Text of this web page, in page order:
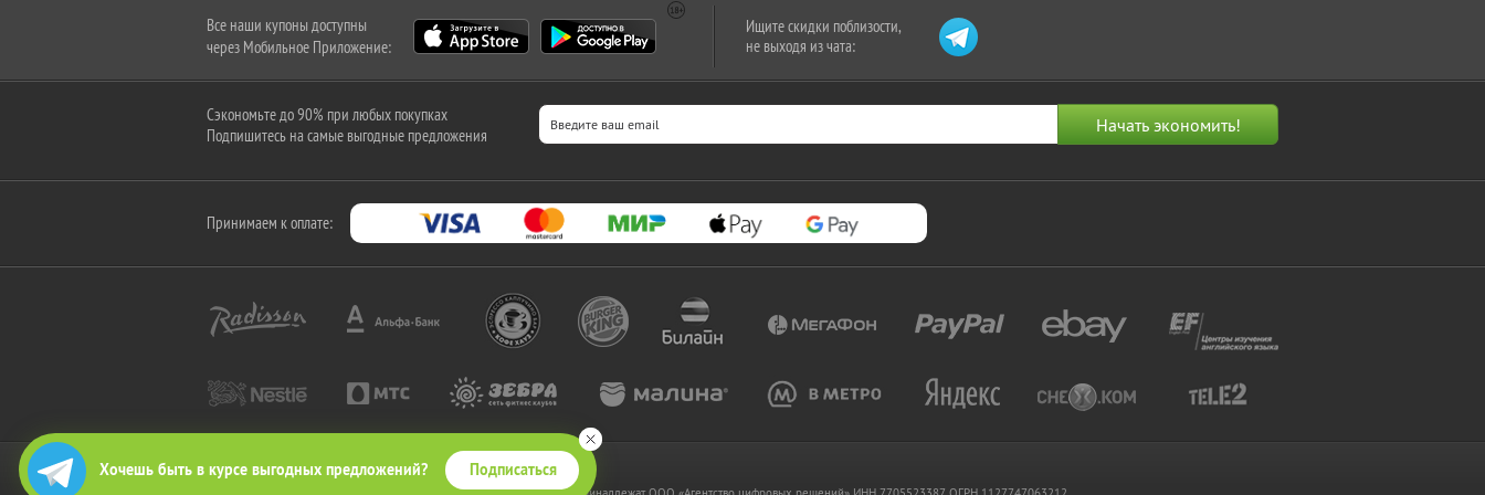
Хочешь быть в курсе выгодных предложений? Подписаться
Все наши купоны доступны
через Мобильное Приложение:
Ищите скидки поблизости,
не выходя из чата:
Сэкономьте до 90% при любых покупках
Подпишитесь на самые выгодные предложения
Принимаем к оплате:
2010-2026 © КупиКупон. Все права защищены.